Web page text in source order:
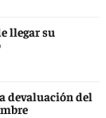
llegar su
devaluación del